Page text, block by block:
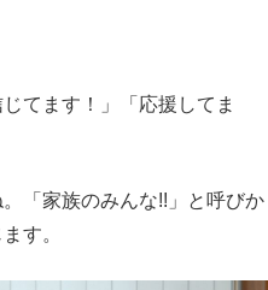
てます！」「応援してま
「家族のみんな!!」と呼びか
す。